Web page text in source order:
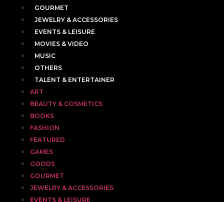
GOURMET
JEWELRY & ACCESSORIES
EVENTS & LEISURE
MOVIES & VIDEO
MUSIC
OTHERS
TALENT & ENTERTAINER
ART
BEAUTY & COSMETICS
BOOKS
FASHION
FEATURED
GAMES
GOODS
GOURMET
JEWELRY & ACCESSORIES
EVENTS & LEISURE